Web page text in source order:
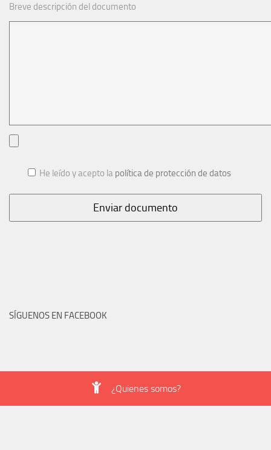
Breve descripción del documento
He leído y acepto la política de protección de datos
SÍGUENOS EN FACEBOOK
¿Quienes somos?